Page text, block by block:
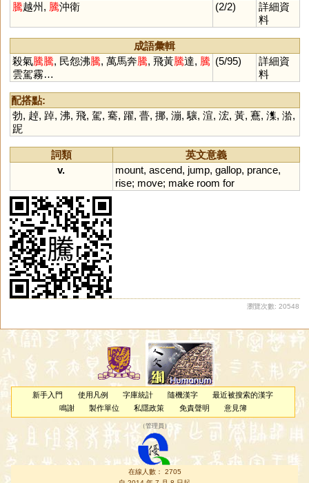
騰越州, 騰沖衛 (2/2)
詳細資
料
成語彙輯
殺氣騰騰, 民怨沸騰, 萬馬奔騰, 飛黃騰達, 騰
雲駕霧…
(5/95)
詳細資
料
配搭點:
勃, 趠, 踔, 沸, 飛, 駕, 騫, 躍, 瞢, 挪, 漰, 驤, 渲, 浤, 黃, 鶱, 潗, 湁,
跜
詞類
英文意義
v.
mount, ascend, jump, gallop, prance,
rise; move; make room for
瀏覽次數: 20548
新手入門 使用凡例 字庫統計 隨機漢字
最近被搜索的漢字
鳴謝
製作單位 私隱政策 免責聲明 意見簿
（管理員 ）
在線人數： 2705